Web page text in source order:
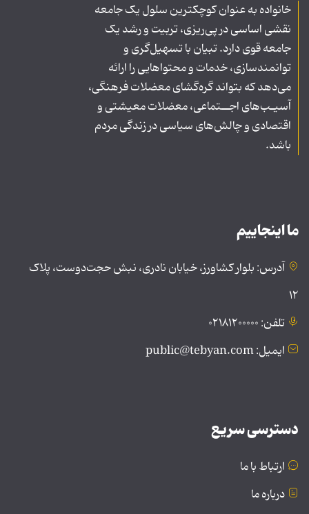
خانواده به عنوان کوچکترین سلول یک جامعه
نقشی اساسی در پی‌ریزی، تربیت و رشد یک
جامعه قوی دارد. تبیان با تسهیل‌گری و
توانمندسازی، خدمات و محتواهایی را ارائه
می‌دهد که بتواند گره‌گشای معضلات فرهنگی،
آسیـب‌های اجــتماعی، معضلات معیشتی و
اقتصادی و چالش‌های سیاسی در زندگی مردم
باشد.
ما اینجاییم
آدرس: بلوار کشاورز، خیابان نادری، نبش حجت‌دوست، پلاک
۱۲
تلفن: ۰۲۱۸۱۲۰۰۰۰۰
ایمیل: public@tebyan.com
دسترسی سریع
ارتباط با ما
درباره ما